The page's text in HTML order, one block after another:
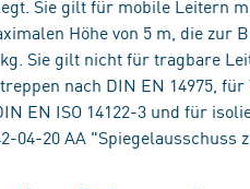
Sie gilt für mobile Leitern
Höhe von 5 m, die zur
Sie gilt nicht für tragbare
nach DIN EN 14975,
EN ISO 14122-3 und für
04-20 AA "Spiegelausschuss